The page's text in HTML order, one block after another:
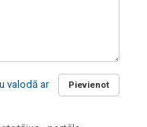
Pievienot
valodā ar